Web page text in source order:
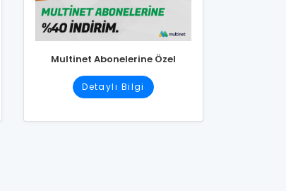
Multinet Abonelerine Özel
Detaylı Bilgi